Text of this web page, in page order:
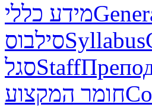
מידע כללי
סילבוסSyllabus
סגלStaff
חומר המקצוע